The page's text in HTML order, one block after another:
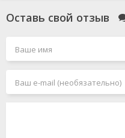
Оставь свой отзыв